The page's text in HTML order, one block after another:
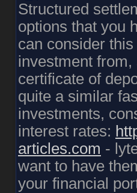
Structured
options that you
can consider
investment
certificate of
quite a similar
investments,
interest rates:
articles.com -
want to have
your financial